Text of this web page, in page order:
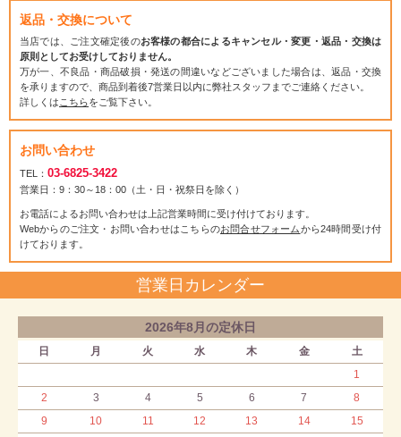
返品・交換について
当店では、ご注文確定後のお客様の都合によるキャンセル・変更・返品・交換は
原則としてお受けしておりません。
万が一、不良品・商品破損・発送の間違いなどございました場合は、返品・交換
を承りますので、商品到着後7営業日以内に弊社スタッフまでご連絡ください。
詳しくは こちらをご覧下さい。
お問い合わせ
TEL： 03-6825-3422
営業日：9：30～18：00（土・日・祝祭日を除く）
お電話によるお問い合わせは上記営業時間に受け付けております。
Webからのご注文・お問い合わせはこちらのお問合せフォームから24時間受け付
けております。
営業日カレンダー
2026年8月の定休日
日 月 火 水 木 金
土
1
2
3 4 5 6 7
8
9
10 11 12 13 14
15